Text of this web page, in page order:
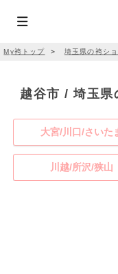
My袴トップ ＞ 埼玉県の袴シ
越谷市 / 埼玉県
大宮/川口/さいた
川越/所沢/狭山